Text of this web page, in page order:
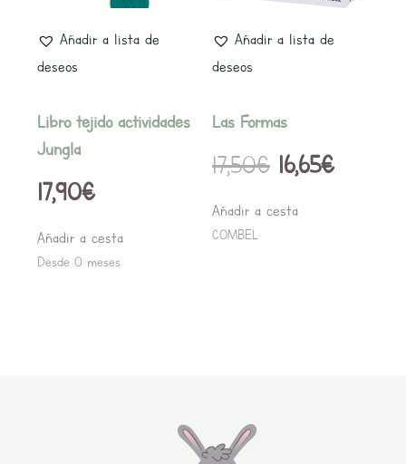
Añadir a lista de
deseos
Libro tejido actividades
Jungla
17,90€
Añadir a cesta
Desde 0 meses
Añadir a lista de
deseos
Las Formas
17,50€
17,50€.
16,65€
16,65€.
Añadir a cesta
COMBEL